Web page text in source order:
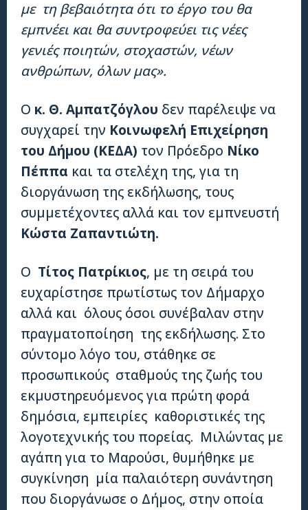
με τη βεβαιότητα ότι το έργο του θα
εμπνέει και θα συντροφεύει τις νέες
γενιές ποιητών, στοχαστών, νέων
ανθρώπων, όλων μας».
Ο κ. Θ. Αμπατζόγλου δεν παρέλειψε να
συγχαρεί την Κοινωφελή Επιχείρηση
του Δήμου (ΚΕΔΑ) τον Πρόεδρο Νίκο
Πέππα και τα στελέχη της, για τη
διοργάνωση της εκδήλωσης, τους
συμμετέχοντες αλλά και τον εμπνευστή
Κώστα Ζαπαντιώτη.
Ο Τίτος Πατρίκιος, με τη σειρά του
ευχαρίστησε πρωτίστως τον Δήμαρχο
αλλά και όλους όσοι συνέβαλαν στην
πραγματοποίηση της εκδήλωσης. Στο
σύντομο λόγο του, στάθηκε σε
προσωπικούς σταθμούς της ζωής του
εκμυστηρευόμενος για πρώτη φορά
δημόσια, εμπειρίες καθοριστικές της
λογοτεχνικής του πορείας. Μιλώντας με
αγάπη για το Μαρούσι, θυμήθηκε με
συγκίνηση μία παλαιότερη συνάντηση
που διοργάνωσε ο Δήμος, στην οποία